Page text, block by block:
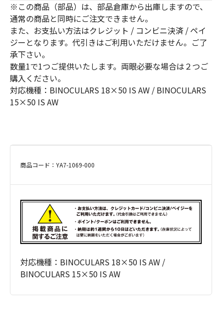
※この商品（部品）は、部品倉庫から出庫しますので、
通常の商品と同時にご注文できません。
また、お支払い方法はクレジット / コンビニ決済 / ペイ
ジーとなります。代引きはご利用いただけません。ご了
承下さい。
数量1で1つご提供いたします。両眼必要な場合は２つご
購入ください。
対応機種：BINOCULARS 18×50 IS AW / BINOCULARS
15×50 IS AW
商品コード：YA7-1069-000
対応機種：BINOCULARS 18×50 IS AW /
BINOCULARS 15×50 IS AW